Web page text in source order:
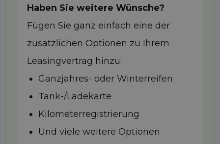
Haben Sie weitere Wünsche?
Fügen Sie ganz einfach eine der
zusätzlichen Optionen zu Ihrem
Leasingvertrag hinzu:
Ganzjahres- oder Winterreifen
Tank-/Ladekarte
Kilometerregistrierung
Und viele weitere Optionen